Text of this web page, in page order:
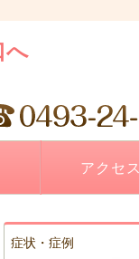
アクセス
症状・症例